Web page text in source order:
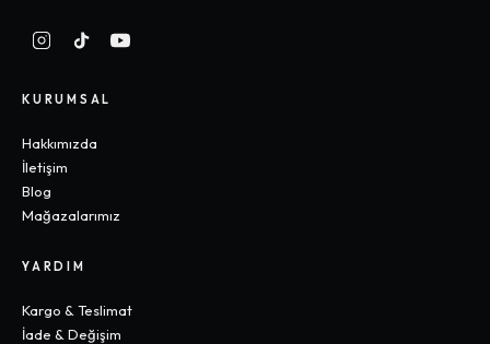
KURUMSAL
Hakkımızda
İletişim
Blog
Mağazalarımız
YARDIM
Kargo & Teslimat
İade & Değişim